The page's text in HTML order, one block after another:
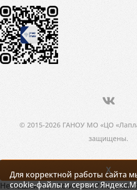
© 2015-2026 ГАНОУ МО «ЦО
защищены.
Для корректной работы сайта
cookie-файлы и сервис
X
Не нашли то, что искали?